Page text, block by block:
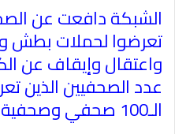
الشبكة دافعت عن
تعرضوا لحملات بطش
واعتقال وإيقاف عن
عدد الصحفيين الذين
الـ100 صحفي وصحفية خلال الثورة